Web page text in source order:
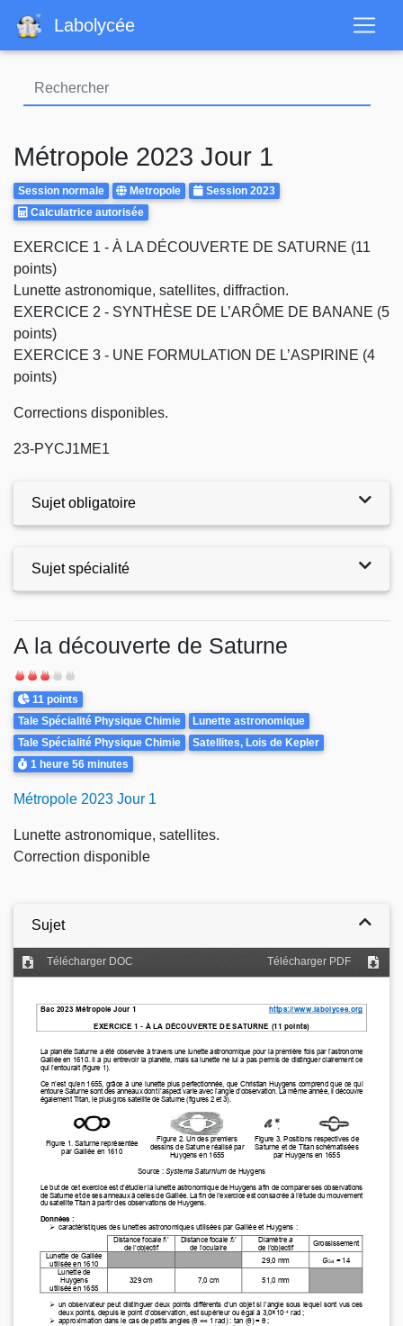
contenu
Labolycée
Métropole 2023 Jour 1
Rattrapages
Session normale
Centre
d'examen
Metropole Annee
Session 2023
Calculatrice
Calculatrice autorisée
Body
EXERCICE 1 - À LA DÉCOUVERTE DE SATURNE (11
points)
Lunette astronomique, satellites, diffraction.
EXERCICE 2 - SYNTHÈSE DE L’ARÔME DE BANANE (5
points)
EXERCICE 3 - UNE FORMULATION DE L’ASPIRINE (4
points)
Corrections disponibles.
23-PYCJ1ME1
Sujet obligatoire
Sujet spécialité
A la découverte de Saturne
Difficulté
Points
11 points
Theme
Tale Spécialité Physique Chimie
Lunette astronomique
Tale Spécialité Physique Chimie
Satellites, Lois de Kepler
Durée
1 heure 56 minutes
Métropole 2023 Jour 1
Lunette astronomique, satellites.
Correction disponible
Sujet